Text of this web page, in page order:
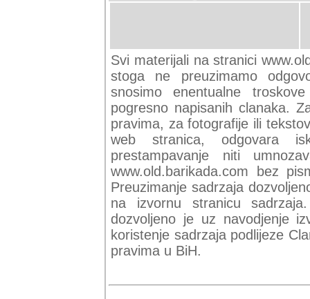
Svi materijali na stranici
stoga ne preuzimamo
snosimo enentualne
pogresno napisanih clanaka.
pravima, za fotografije ili
web stranica, odgovara
prestampavanje niti
www.old.barikada.com bez
Preuzimanje sadrzaja
na izvornu stranicu
dozvoljeno je uz navodjenje
koristenje sadrzaja podlijeze
pravima u BiH.